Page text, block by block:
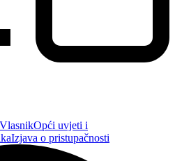
VlasnikOpći uvjeti i
Izjava o pristupačnosti